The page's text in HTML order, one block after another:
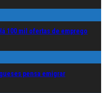
100 mil ofertas de emprego
pensa emigrar